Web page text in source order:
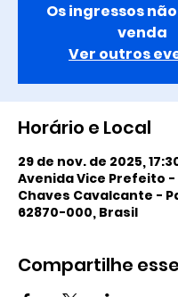
Os ingressos
venda
Ver outros
Horário e Local
29 de nov. de 2025,
Avenida Vice Prefeito -
Chaves Cavalcante -
62870-000, Brasil
Compartilhe